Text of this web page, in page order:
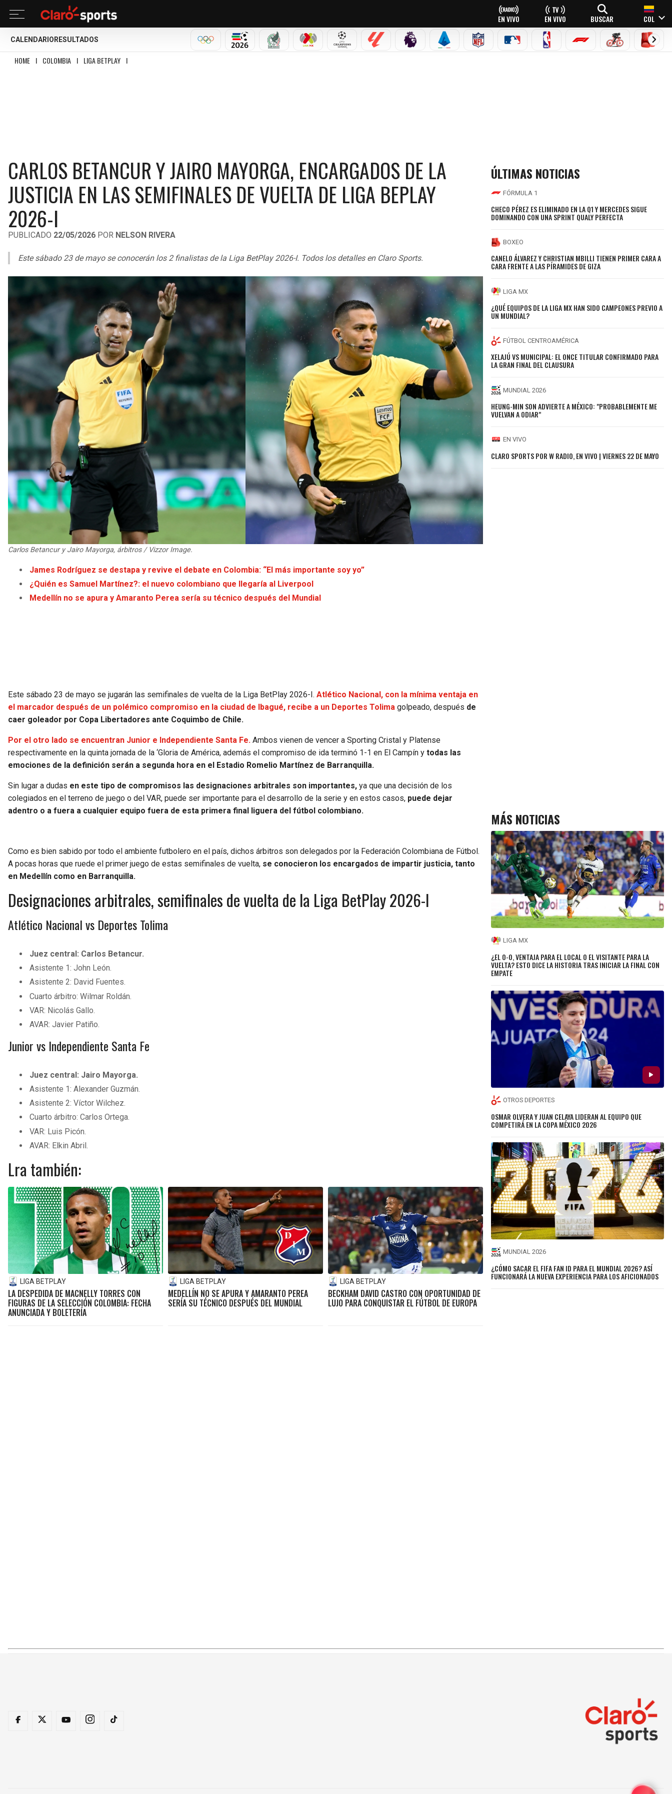
EN VIVO EN VIVO BUSCAR COL
CALENDARIO RESULTADOS
OLÍMPICOSMUNDIAL 2026SELECCIÓN MEXICANA
LIGA MX CHAMPIONS LEAGUE
LALIGA PREMIER LEAGUE
SERIE A NFL MLB NBA FÓRMULA 1CICLISMOBOXEO
HOME I COLOMBIA I LIGA BETPLAY I
CARLOS BETANCUR Y JAIRO MAYORGA, ENCARGADOS DE LA
JUSTICIA EN LAS SEMIFINALES DE VUELTA DE LIGA BEPLAY
2026-I
PUBLICADO 22/05/2026 POR NELSON RIVERA
Este sábado 23 de mayo se conocerán los 2 finalistas de la Liga BetPlay 2026-I. Todos los detalles en Claro Sports.
Carlos Betancur y Jairo Mayorga, árbitros / Vizzor Image.
James Rodríguez se destapa y revive el debate en Colombia: “El más importante soy yo”
¿Quién es Samuel Martínez?: el nuevo colombiano que llegaría al Liverpool
Medellín no se apura y Amaranto Perea sería su técnico después del Mundial
Este sábado 23 de mayo se jugarán las semifinales de vuelta de la Liga BetPlay 2026-I. Atlético Nacional, con la mínima ventaja en
el marcador después de un polémico compromiso en la ciudad de Ibagué, recibe a un Deportes Tolima golpeado, después de
caer goleador por Copa Libertadores ante Coquimbo de Chile.
Por el otro lado se encuentran Junior e Independiente Santa Fe. Ambos vienen de vencer a Sporting Cristal y Platense
respectivamente en la quinta jornada de la ‘Gloria de América, además el compromiso de ida terminó 1-1 en El Campín y todas las
emociones de la definición serán a segunda hora en el Estadio Romelio Martínez de Barranquilla.
Sin lugar a dudas en este tipo de compromisos las designaciones arbitrales son importantes, ya que una decisión de los
colegiados en el terreno de juego o del VAR, puede ser importante para el desarrollo de la serie y en estos casos, puede dejar
adentro o a fuera a cualquier equipo fuera de esta primera final liguera del fútbol colombiano.
Como es bien sabido por todo el ambiente futbolero en el país, dichos árbitros son delegados por la Federación Colombiana de Fútbol.
A pocas horas que ruede el primer juego de estas semifinales de vuelta, se conocieron los encargados de impartir justicia, tanto
en Medellín como en Barranquilla.
Designaciones arbitrales, semifinales de vuelta de la Liga BetPlay 2026-I
Atlético Nacional vs Deportes Tolima
Juez central: Carlos Betancur.
Asistente 1: John León.
Asistente 2: David Fuentes.
Cuarto árbitro: Wilmar Roldán.
VAR: Nicolás Gallo.
AVAR: Javier Patiño.
Junior vs Independiente Santa Fe
Juez central: Jairo Mayorga.
Asistente 1: Alexander Guzmán.
Asistente 2: Víctor Wilchez.
Cuarto árbitro: Carlos Ortega.
VAR: Luis Picón.
AVAR: Elkin Abril.
Lra también:
LIGA BETPLAY
LA DESPEDIDA DE MACNELLY TORRES CON
FIGURAS DE LA SELECCIÓN COLOMBIA: FECHA
ANUNCIADA Y BOLETERÍA
LIGA BETPLAY
MEDELLÍN NO SE APURA Y AMARANTO PEREA
SERÍA SU TÉCNICO DESPUÉS DEL MUNDIAL
LIGA BETPLAY
BECKHAM DAVID CASTRO CON OPORTUNIDAD DE
LUJO PARA CONQUISTAR EL FÚTBOL DE EUROPA
ÚLTIMAS NOTICIAS
FÓRMULA 1
CHECO PÉREZ ES ELIMINADO EN LA Q1 Y MERCEDES SIGUE
DOMINANDO CON UNA SPRINT QUALY PERFECTA
BOXEO
CANELO ÁLVAREZ Y CHRISTIAN MBILLI TIENEN PRIMER CARA A
CARA FRENTE A LAS PÍRAMIDES DE GIZA
LIGA MX
¿QUÉ EQUIPOS DE LA LIGA MX HAN SIDO CAMPEONES PREVIO A
UN MUNDIAL?
FÚTBOL CENTROAMÉRICA
XELAJÚ VS MUNICIPAL: EL ONCE TITULAR CONFIRMADO PARA
LA GRAN FINAL DEL CLAUSURA
MUNDIAL 2026
HEUNG-MIN SON ADVIERTE A MÉXICO: "PROBABLEMENTE ME
VUELVAN A ODIAR"
EN VIVO
CLARO SPORTS POR W RADIO, EN VIVO | VIERNES 22 DE MAYO
MÁS NOTICIAS
LIGA MX
¿EL 0-0, VENTAJA PARA EL LOCAL O EL VISITANTE PARA LA
VUELTA? ESTO DICE LA HISTORIA TRAS INICIAR LA FINAL CON
EMPATE
OTROS DEPORTES
OSMAR OLVERA Y JUAN CELAYA LIDERAN AL EQUIPO QUE
COMPETIRÁ EN LA COPA MÉXICO 2026
MUNDIAL 2026
¿CÓMO SACAR EL FIFA FAN ID PARA EL MUNDIAL 2026? ASÍ
FUNCIONARÁ LA NUEVA EXPERIENCIA PARA LOS AFICIONADOS